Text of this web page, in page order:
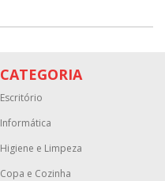
CATEGORIA
Escritório
Informática
Higiene e Limpeza
Copa e Cozinha